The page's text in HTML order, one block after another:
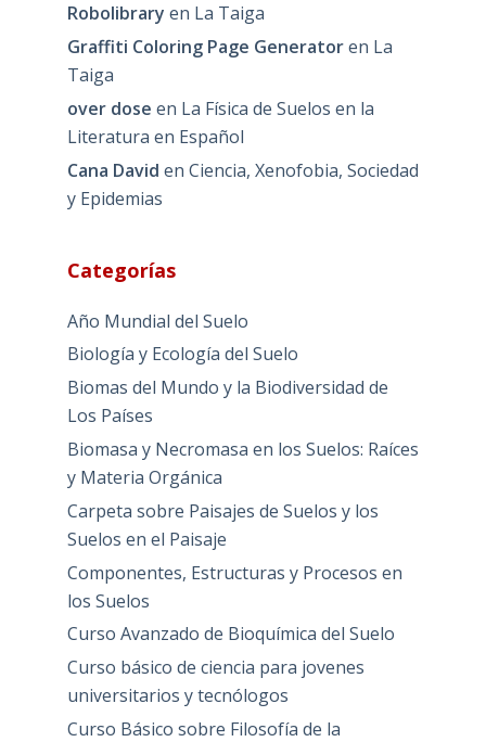
Robolibrary en La Taiga
Graffiti Coloring Page Generatoren La
Taiga
over dose en La Física de Suelos en la
Literatura en Español
Cana David en Ciencia, Xenofobia, Sociedad
y Epidemias
Categorías
Año Mundial del Suelo
Biología y Ecología del Suelo
Biomas del Mundo y la Biodiversidad de
Los Países
Biomasa y Necromasa en los Suelos: Raíces
y Materia Orgánica
Carpeta sobre Paisajes de Suelos y los
Suelos en el Paisaje
Componentes, Estructuras y Procesos en
los Suelos
Curso Avanzado de Bioquímica del Suelo
Curso básico de ciencia para jovenes
universitarios y tecnólogos
Curso Básico sobre Filosofía de la